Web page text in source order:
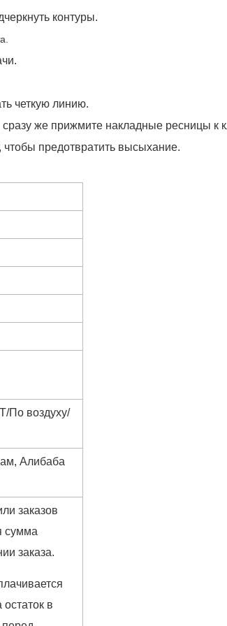
контуры.
четкую линию.
же прижмите накладные ресницы к
чтобы предотвратить высыхание.
По воздуху/
Алибаба
заказов
сумма
заказа.
в